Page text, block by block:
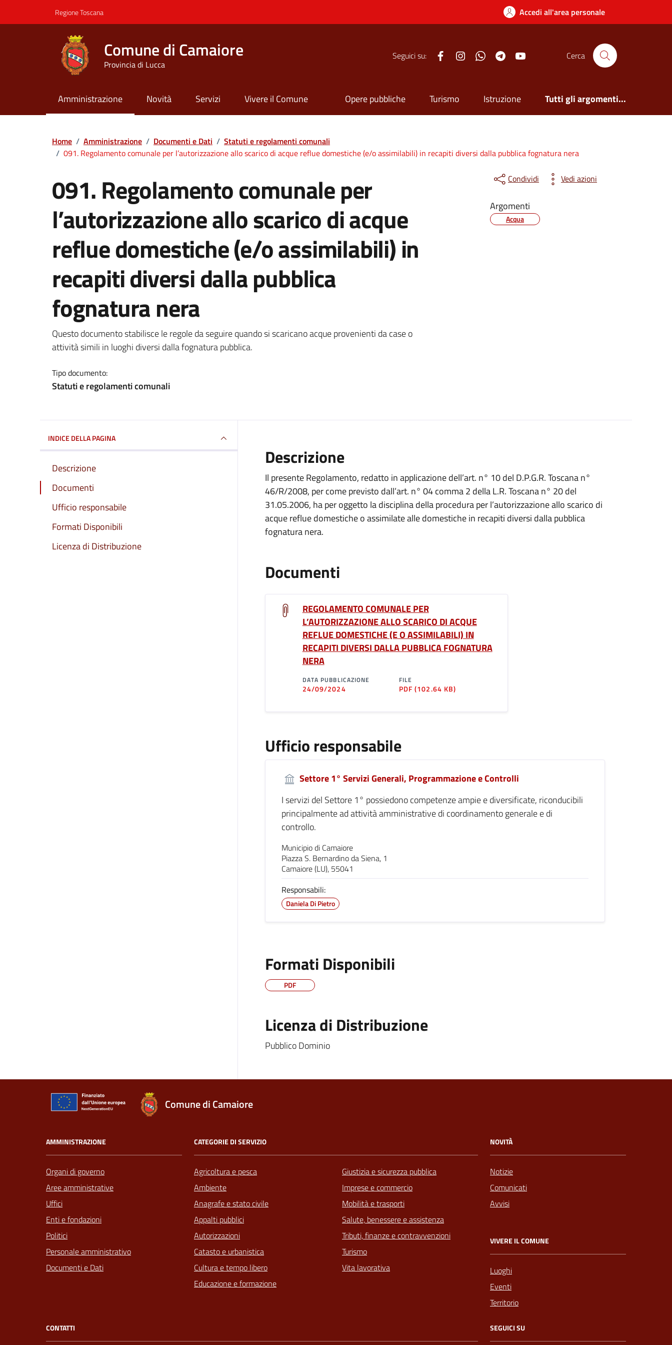
Regione Toscana Accedi all'area personale
Comune di Camaiore
Provincia di Lucca
Seguici su: FacebookInstagramWhatsappTelegram Cerca
Amministrazione Novità Servizi Vivere il Comune Opere pubbliche Turismo Istruzione Tutti gli argomenti...
Home / Amministrazione / Documenti e Dati / Statuti e regolamenti comunali
/ 091. Regolamento comunale per l’autorizzazione allo scarico di acque reflue domestiche (e/o assimilabili) in recapiti diversi dalla pubblica fognatura nera
091. Regolamento comunale per
l’autorizzazione allo scarico di acque
reflue domestiche (e/o assimilabili) in
recapiti diversi dalla pubblica
fognatura nera
Dettagli del documento
Questo documento stabilisce le regole da seguire quando si scaricano acque provenienti da case o
attività simili in luoghi diversi dalla fognatura pubblica.
Tipo documento:
Statuti e regolamenti comunali
Condividi Vedi azioni
Argomenti
Acqua
INDICE DELLA PAGINA
Descrizione
Documenti
Ufficio responsabile
Formati Disponibili
Licenza di Distribuzione
Descrizione
Il presente Regolamento, redatto in applicazione dell’art. n° 10 del D.P.G.R. Toscana n°
46/R/2008, per come previsto dall’art. n° 04 comma 2 della L.R. Toscana n° 20 del
31.05.2006, ha per oggetto la disciplina della procedura per l’autorizzazione allo scarico di
acque reflue domestiche o assimilate alle domestiche in recapiti diversi dalla pubblica
fognatura nera.
Documenti
REGOLAMENTO COMUNALE PER
L’AUTORIZZAZIONE ALLO SCARICO DI ACQUE
REFLUE DOMESTICHE (E O ASSIMILABILI) IN
RECAPITI DIVERSI DALLA PUBBLICA FOGNATURA
NERA
DATA PUBBLICAZIONE
24/09/2024
FILE
PDF(102.64 KB)
Ufficio responsabile
Settore 1° Servizi Generali, Programmazione e Controlli
I servizi del Settore 1° possiedono competenze ampie e diversificate, riconducibili
principalmente ad attività amministrative di coordinamento generale e di
controllo.
Municipio di Camaiore
Piazza S. Bernardino da Siena, 1
Camaiore (LU), 55041
Responsabili:
Daniela Di Pietro
Formati Disponibili
PDF
Licenza di Distribuzione
Pubblico Dominio
Comune di Camaiore
AMMINISTRAZIONE
Organi di governo
Aree amministrative
Uffici
Enti e fondazioni
Politici
Personale amministrativo
Documenti e Dati
CATEGORIE DI SERVIZIO
Agricoltura e pesca
Ambiente
Anagrafe e stato civile
Appalti pubblici
Autorizzazioni
Catasto e urbanistica
Cultura e tempo libero
Educazione e formazione
Giustizia e sicurezza pubblica
Imprese e commercio
Mobilità e trasporti
Salute, benessere e assistenza
Tributi, finanze e contravvenzioni
Turismo
Vita lavorativa
NOVITÀ
Notizie
Comunicati
Avvisi
VIVERE IL COMUNE
Luoghi
Eventi
Territorio
CONTATTI SEGUICI SU